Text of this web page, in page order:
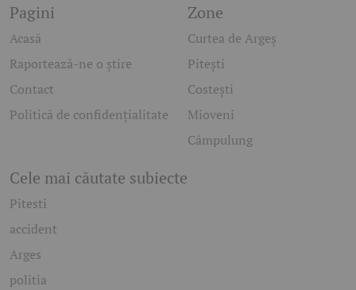
Pagini
Acasă
Raportează-ne o știre
Contact
Politică de confidențialitate
Zone
Curtea de Argeș
Pitești
Costești
Mioveni
Câmpulung
Cele mai căutate subiecte
Pitesti
accident
Arges
politia